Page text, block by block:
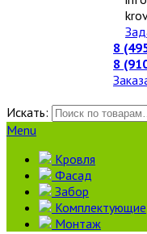
8
8
Искать:
Menu
Кровля
Фасад
Забор
Комплектующие
Монтаж